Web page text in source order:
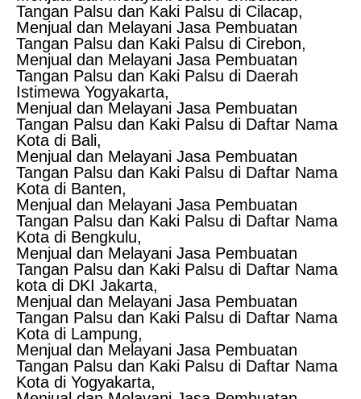
Tangan Palsu dan Kaki Palsu di Cilacap,
Menjual dan Melayani Jasa Pembuatan
Tangan Palsu dan Kaki Palsu di Cirebon,
Menjual dan Melayani Jasa Pembuatan
Tangan Palsu dan Kaki Palsu di Daerah
Istimewa Yogyakarta,
Menjual dan Melayani Jasa Pembuatan
Tangan Palsu dan Kaki Palsu di Daftar Nama
Kota di Bali,
Menjual dan Melayani Jasa Pembuatan
Tangan Palsu dan Kaki Palsu di Daftar Nama
Kota di Banten,
Menjual dan Melayani Jasa Pembuatan
Tangan Palsu dan Kaki Palsu di Daftar Nama
Kota di Bengkulu,
Menjual dan Melayani Jasa Pembuatan
Tangan Palsu dan Kaki Palsu di Daftar Nama
kota di DKI Jakarta,
Menjual dan Melayani Jasa Pembuatan
Tangan Palsu dan Kaki Palsu di Daftar Nama
Kota di Lampung,
Menjual dan Melayani Jasa Pembuatan
Tangan Palsu dan Kaki Palsu di Daftar Nama
Kota di Yogyakarta,